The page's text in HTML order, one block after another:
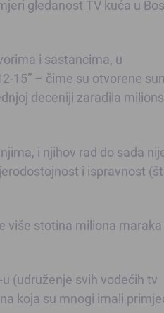
gledanost TV kuća u
i sastancima, u
15” – čime su otvorene
deceniji zaradila
i njihov rad do sada
i ispravnost
više stotina miliona
(udruženje svih vodećih tv
koja su mnogi imali